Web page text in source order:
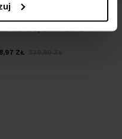
spodnie chino
ZŁ